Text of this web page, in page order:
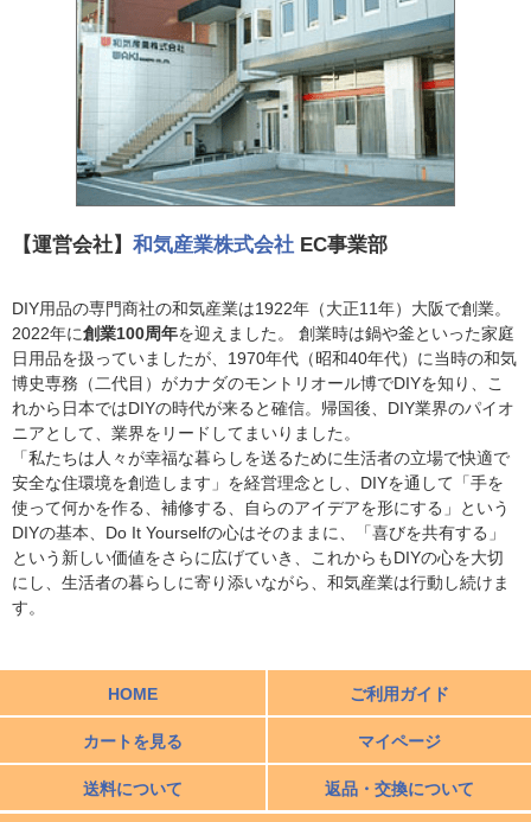
【運営会社】 和気産業株式会社 EC事業部
DIY用品の専門商社の和気産業は1922年（大正11年）大阪で創業。
2022年に創業100周年を迎えました。 創業時は鍋や釜といった家庭
日用品を扱っていましたが、1970年代（昭和40年代）に当時の和気
博史専務（二代目）がカナダのモントリオール博でDIYを知り、こ
れから日本ではDIYの時代が来ると確信。帰国後、DIY業界のパイオ
ニアとして、業界をリードしてまいりました。
「私たちは人々が幸福な暮らしを送るために生活者の立場で快適で
安全な住環境を創造します」を経営理念とし、DIYを通して「手を
使って何かを作る、補修する、自らのアイデアを形にする」という
DIYの基本、Do It Yourselfの心はそのままに、「喜びを共有する」
という新しい価値をさらに広げていき、これからもDIYの心を大切
にし、生活者の暮らしに寄り添いながら、和気産業は行動し続けま
す。
HOME ご利用ガイド
カートを見る マイページ
送料について 返品・交換について